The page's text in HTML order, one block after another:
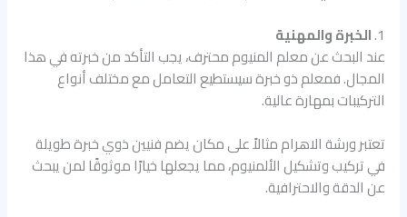
1. الخبرة والمهنية
عند البحث عن معلم المنيوم محترف، يجب التأكد من خبرته في هذا
المجال. فمعلم ذو خبرة سيستطيع التعامل مع مختلف أنواع
التركيبات بمهارة عالية.
تعتبر ورشة الاهرام مثالاً على مكان يضم فنيين ذوي خبرة طويلة
في تركيب وتشكيل الألمنيوم، مما يجعلها خيارًا موثوقًا لمن يبحث
عن الدقة والاحترافية.